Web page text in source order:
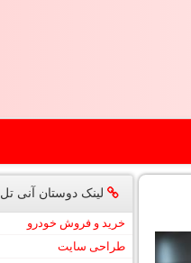
لینک دوستان آنی تل
خرید و فروش خودرو
طراحی سایت